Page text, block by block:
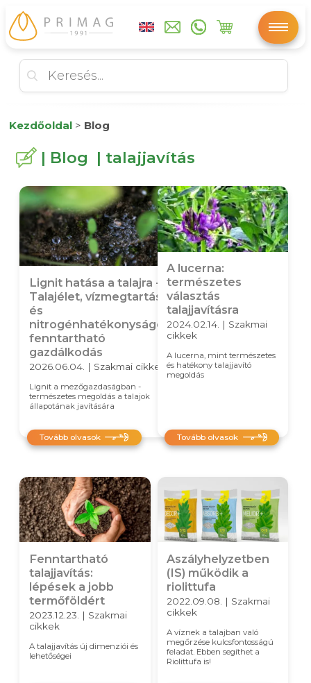
Kezdőoldal > Blog
| Blog | talajjavítás
Lignit hatása a talajra -
Talajélet, vízmegtartás
és
nitrogénhatékonyságés
fenntartható
gazdálkodás
2026.06.04. | Szakmai cikkek
Lignit a mezőgazdaságban -
természetes megoldás a talajok
állapotának javítására
Tovább olvasok
A lucerna:
természetes
választás
talajjavításra
2024.02.14. | Szakmai
cikkek
A lucerna, mint természetes
és hatékony talajjavító
megoldás
Tovább olvasok
Fenntartható
talajjavítás:
lépések a jobb
termőföldért
2023.12.23. | Szakmai
cikkek
A talajjavítás új dimenziói és
lehetőségei
Aszályhelyzetben
(IS) működik a
riolittufa
2022.09.08. | Szakmai
cikkek
A víznek a talajban való
megőrzése kulcsfontosságú
feladat. Ebben segíthet a
Riolittufa is!